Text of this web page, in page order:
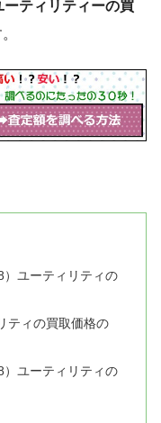
ーティリティーの買
）ユーティリティの
ティの買取価格の
）ユーティリティの